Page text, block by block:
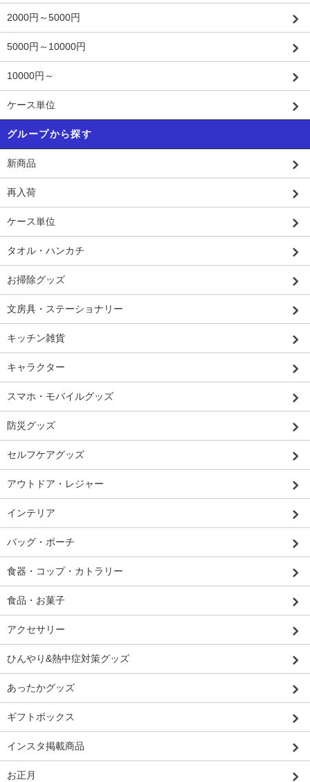
2000円～5000円
5000円～10000円
10000円～
ケース単位
グループから探す
新商品
再入荷
ケース単位
タオル・ハンカチ
お掃除グッズ
文房具・ステーショナリー
キッチン雑貨
キャラクター
スマホ・モバイルグッズ
防災グッズ
セルフケアグッズ
アウトドア・レジャー
インテリア
バッグ・ポーチ
食器・コップ・カトラリー
食品・お菓子
アクセサリー
ひんやり&熱中症対策グッズ
あったかグッズ
ギフトボックス
インスタ掲載商品
お正月